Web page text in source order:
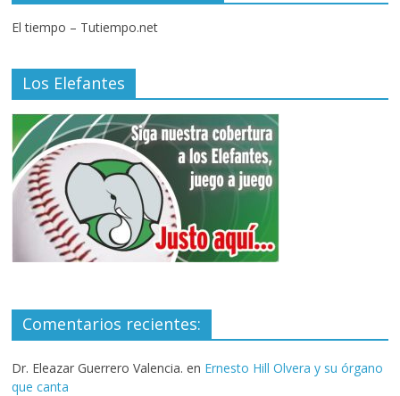
El tiempo – Tutiempo.net
Los Elefantes
Comentarios recientes:
Dr. Eleazar Guerrero Valencia. en Ernesto Hill Olvera y su órgano
que canta